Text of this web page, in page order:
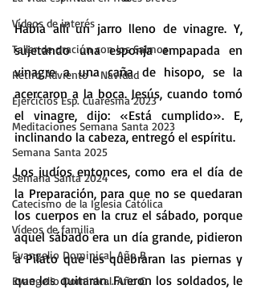
Vídeos de interés
Taller de oración con los Salmos
Retiro Adviento - Navidad
Ejercicios Esp. Cuaresma 2023
Meditaciones Semana Santa 2023
Semana Santa 2025
Semana Santa 2024
Catecismo de la Iglesia Católica
Vídeos de familia
Evangelio Dominical. Año B
Evangelio Dominical. Año C
Había allí un jarro lleno de vinagre. Y,
sujetando una esponja empapada en
vinagre a una caña de hisopo, se la
acercaron a la boca. Jesús, cuando tomó
el vinagre, dijo: «Está cumplido». E,
inclinando la cabeza, entregó el espíritu.
Los judíos entonces, como era el día de
la Preparación, para que no se quedaran
los cuerpos en la cruz el sábado, porque
aquel sábado era un día grande, pidieron
a Pilato que les quebraran las piernas y
que los quitaran. Fueron los soldados, le